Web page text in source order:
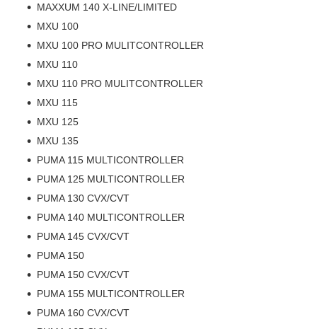
MAXXUM 140 X-LINE/LIMITED
MXU 100
MXU 100 PRO MULITCONTROLLER
MXU 110
MXU 110 PRO MULITCONTROLLER
MXU 115
MXU 125
MXU 135
PUMA 115 MULTICONTROLLER
PUMA 125 MULTICONTROLLER
PUMA 130 CVX/CVT
PUMA 140 MULTICONTROLLER
PUMA 145 CVX/CVT
PUMA 150
PUMA 150 CVX/CVT
PUMA 155 MULTICONTROLLER
PUMA 160 CVX/CVT